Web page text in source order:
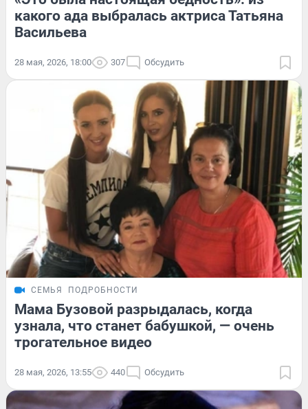
какого ада выбралась актриса Татьяна
Васильева
28 мая, 2026, 18:00 307 Обсудить
СЕМЬЯ ПОДРОБНОСТИ
Мама Бузовой разрыдалась, когда
узнала, что станет бабушкой, — очень
трогательное видео
28 мая, 2026, 13:55 440 Обсудить